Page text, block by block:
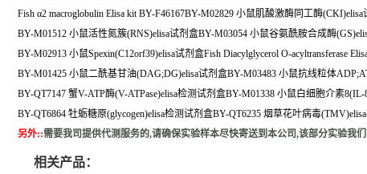
Fish α2 macroglobulin Elisa kit BY-F46167BY-M02829 小鼠肌酸激酶同工酶(CKI)elisa
BY-M01512 小鼠活性氮簇(RNS)elisa试剂盒BY-M03054 小鼠谷氨酰胺合成酶
BY-M02913 小鼠Spexin(C12orf39)elisa试剂盒Fish Diacylglycerol O-acyltransferase
BY-M01425 小鼠二酰基甘油(DAG;DG)elisa试剂盒BY-M03483 小鼠抗线粒体
BY-QT7147 蟹V-ATP酶(V-ATPase)elisa检测试剂盒BY-M01338 小鼠白细胞介素8(IL-
BY-QT6864 牡蛎糖原(glycogen)elisa检测试剂盒BY-QT6235 烟草花叶病毒
另外::需要我司提供代测服务的,请确保实验样本尽快寄送到本公司,该部分实验我
相关产品：